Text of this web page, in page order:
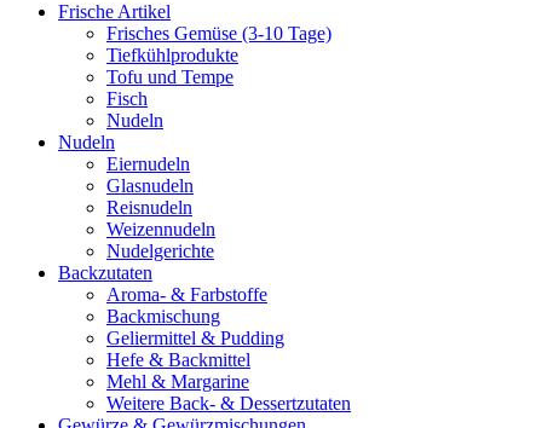
Frische Artikel
Frisches Gemüse (3-10 Tage)
Tiefkühlprodukte
Tofu und Tempe
Fisch
Nudeln
Nudeln
Eiernudeln
Glasnudeln
Reisnudeln
Weizennudeln
Nudelgerichte
Backzutaten
Aroma- & Farbstoffe
Backmischung
Geliermittel & Pudding
Hefe & Backmittel
Mehl & Margarine
Weitere Back- & Dessertzutaten